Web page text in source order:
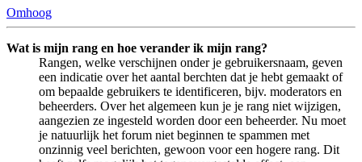
Omhoog
Wat is mijn rang en hoe verander ik mijn rang?
Rangen, welke verschijnen onder je gebruikersnaam, geven
een indicatie over het aantal berchten dat je hebt gemaakt of
om bepaalde gebruikers te identificeren, bijv. moderators en
beheerders. Over het algemeen kun je je rang niet wijzigen,
aangezien ze ingesteld worden door een beheerder. Nu moet
je natuurlijk het forum niet beginnen te spammen met
onzinnig veel berichten, gewoon voor een hogere rang. Dit